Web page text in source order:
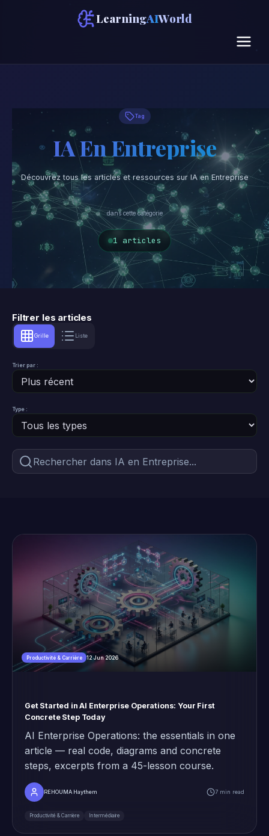
LearningAIWorld
Tag
IA En Entreprise
Découvrez tous les articles et ressources sur IA en Entreprise
dans cette catégorie
1 articles
Filtrer les articles
Grille Liste
Trier par :
Type :
Productivité & Carrière 12 Jun 2026
Get Started in AI Enterprise Operations: Your First
Concrete Step Today
AI Enterprise Operations: the essentials in one
article — real code, diagrams and concrete
steps, excerpts from a 45-lesson course.
REHOUMA Haythem 7 min read
Productivité & Carrière Intermédiaire